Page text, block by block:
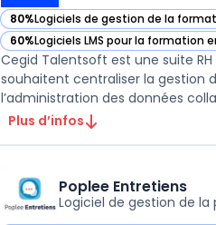
80%Logiciels de gestion de la
— voir Cegid Talentsoft dans cette
60%Logiciels LMS pour la formation
— voir Cegid Talentsoft dans cette
Cegid Talentsoft est une suite
souhaitent centraliser la gestion
l’administration des données
Plus d’infos
Poplee Entretiens
Logiciel de gestion de